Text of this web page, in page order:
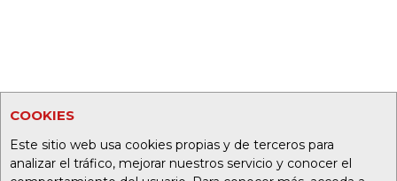
COOKIES
Este sitio web usa cookies propias y de terceros para
analizar el tráfico, mejorar nuestros servicio y conocer el